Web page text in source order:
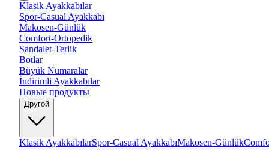
Klasik Ayakkabılar
Spor-Casual Ayakkabı
Makosen-Günlük
Comfort-Ortopedik
Sandalet-Terlik
Botlar
Büyük Numaralar
İndirimli Ayakkabılar
Новые продукты
Другой
Klasik AyakkabılarSpor-Casual AyakkabıMakosen-Günlük